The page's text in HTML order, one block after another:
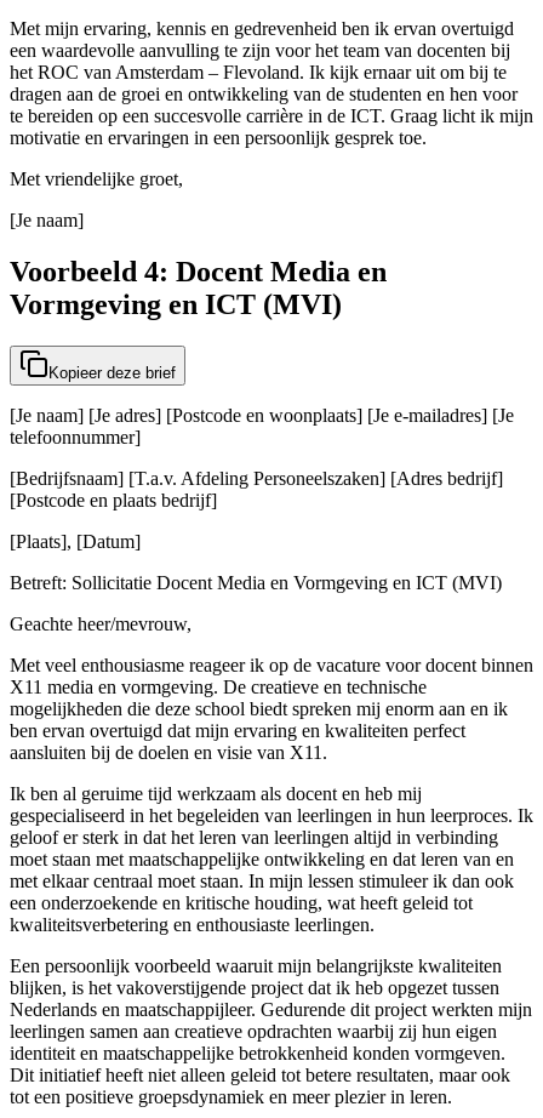
Met mijn ervaring, kennis en gedrevenheid ben ik ervan overtuigd
een waardevolle aanvulling te zijn voor het team van docenten bij
het ROC van Amsterdam – Flevoland. Ik kijk ernaar uit om bij te
dragen aan de groei en ontwikkeling van de studenten en hen voor
te bereiden op een succesvolle carrière in de ICT. Graag licht ik mijn
motivatie en ervaringen in een persoonlijk gesprek toe.
Met vriendelijke groet,
[Je naam]
Voorbeeld 4: Docent Media en
Vormgeving en ICT (MVI)
Kopieer deze brief
[Je naam] [Je adres] [Postcode en woonplaats] [Je e-mailadres] [Je
telefoonnummer]
[Bedrijfsnaam] [T.a.v. Afdeling Personeelszaken] [Adres bedrijf]
[Postcode en plaats bedrijf]
[Plaats], [Datum]
Betreft: Sollicitatie Docent Media en Vormgeving en ICT (MVI)
Geachte heer/mevrouw,
Met veel enthousiasme reageer ik op de vacature voor docent binnen
X11 media en vormgeving. De creatieve en technische
mogelijkheden die deze school biedt spreken mij enorm aan en ik
ben ervan overtuigd dat mijn ervaring en kwaliteiten perfect
aansluiten bij de doelen en visie van X11.
Ik ben al geruime tijd werkzaam als docent en heb mij
gespecialiseerd in het begeleiden van leerlingen in hun leerproces. Ik
geloof er sterk in dat het leren van leerlingen altijd in verbinding
moet staan met maatschappelijke ontwikkeling en dat leren van en
met elkaar centraal moet staan. In mijn lessen stimuleer ik dan ook
een onderzoekende en kritische houding, wat heeft geleid tot
kwaliteitsverbetering en enthousiaste leerlingen.
Een persoonlijk voorbeeld waaruit mijn belangrijkste kwaliteiten
blijken, is het vakoverstijgende project dat ik heb opgezet tussen
Nederlands en maatschappijleer. Gedurende dit project werkten mijn
leerlingen samen aan creatieve opdrachten waarbij zij hun eigen
identiteit en maatschappelijke betrokkenheid konden vormgeven.
Dit initiatief heeft niet alleen geleid tot betere resultaten, maar ook
tot een positieve groepsdynamiek en meer plezier in leren.